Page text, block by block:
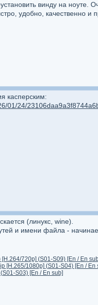
винду на ноуте.
удобно, качественно и
касперским:
01/24/
(линукс, wine).
и имени файла -
720p] (S01-S09) [En / En
[H.265/1080p] (S01-S04) [En / En
S03) [En / En sub]